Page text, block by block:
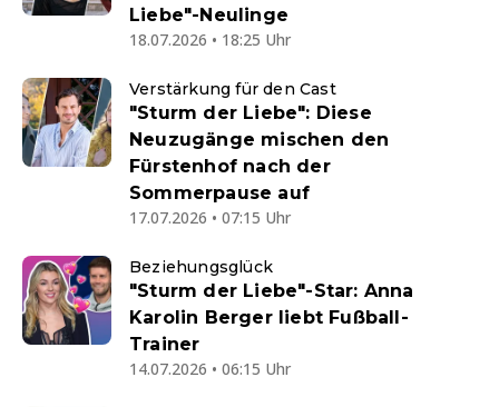
Liebe"-Neulinge
18.07.2026 • 18:25 Uhr
Verstärkung für den Cast
"Sturm der Liebe": Diese
Neuzugänge mischen den
Fürstenhof nach der
Sommerpause auf
17.07.2026 • 07:15 Uhr
Beziehungsglück
"Sturm der Liebe"-Star: Anna
Karolin Berger liebt Fußball-
Trainer
14.07.2026 • 06:15 Uhr